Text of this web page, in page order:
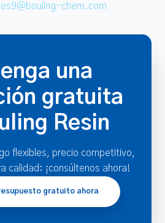
chem.com
una
gratuita
Resin
flexibles, precio competitivo,
calidad: ¡consúltenos ahora!
gratuito ahora